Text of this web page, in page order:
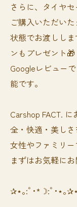
さらに、タイヤセ
ご購入いただい
状態でお渡しし
ンもプレゼント🎁
Googleレビュー
能です。
Carshop FACT.
全・快適・美しさ
女性やファミリ
まずはお気軽に
✰⋆｡:ﾟ･*☽:ﾟ･⋆｡